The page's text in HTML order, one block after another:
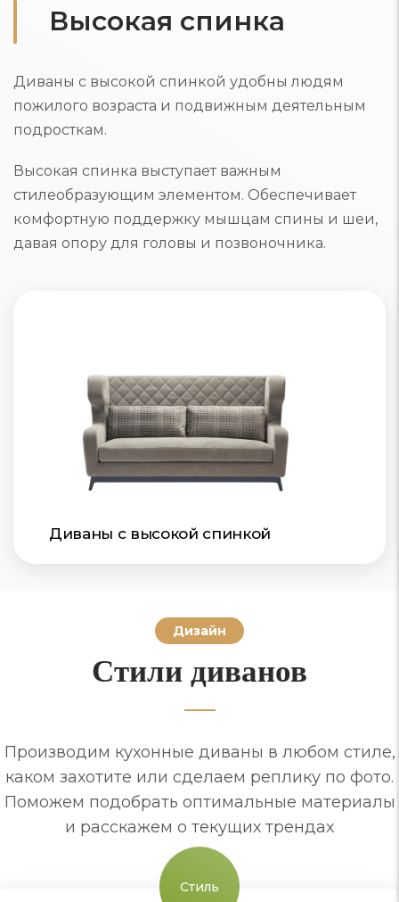
Высокая спинка
Диваны с высокой спинкой удобны людям
пожилого возраста и подвижным деятельным
подросткам.
Высокая спинка выступает важным
стилеобразующим элементом. Обеспечивает
комфортную поддержку мышцам спины и шеи,
давая опору для головы и позвоночника.
Диваны с высокой спинкой
Дизайн
Стили диванов
Производим кухонные диваны в любом стиле,
каком захотите или сделаем реплику по фото.
Поможем подобрать оптимальные материалы
и расскажем о текущих трендах
Стиль